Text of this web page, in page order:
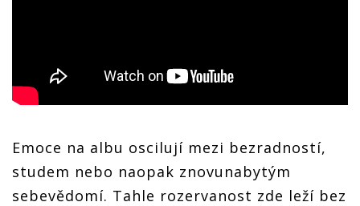
Emoce na albu oscilují mezi bezradností,
studem nebo naopak znovunabytým
sebevědomí. Tahle rozervanost zde leží bez